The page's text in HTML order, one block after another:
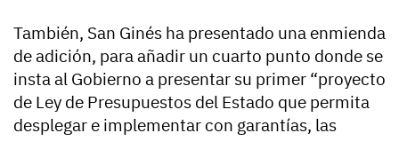
También, San Ginés ha presentado una enmienda
de adición, para añadir un cuarto punto donde se
insta al Gobierno a presentar su primer “proyecto
de Ley de Presupuestos del Estado que permita
desplegar e implementar con garantías, las